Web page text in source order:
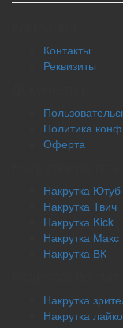
Контакты
Реквизиты
Политика
Оферта
Накрутка Ютуб
Накрутка Твич
Накрутка Kick
Накрутка Макс
Накрутка ВК
Накрутка
Накрутка